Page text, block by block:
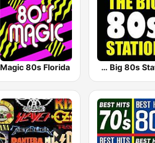
The Big 80s Station
Magic 80s Florida